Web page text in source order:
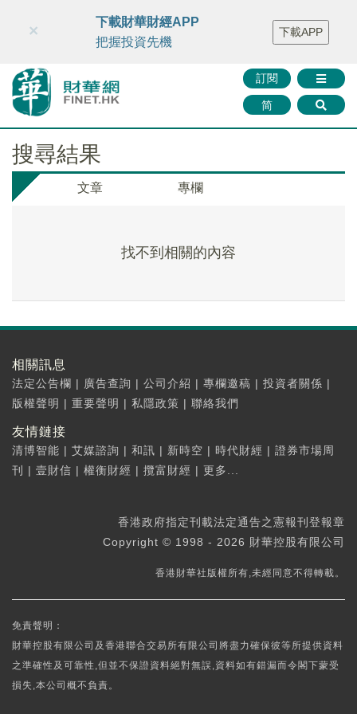
財華智庫網 FINTV FINMETA 財華證券 媒體矩陣
智庫沙龍
聯絡我們
訂閱
简
×
下載財華財經APP
把握投資先機
下載APP
搜尋結果
文章 專欄
找不到相關的內容
相關訊息
法定公告欄 | 廣告查詢 | 公司介紹 | 專欄邀稿 | 投資者關係 |
版權聲明 | 重要聲明 | 私隱政策 | 聯絡我們
友情鏈接
清博智能 | 艾媒諮詢 | 和訊 | 新時空 | 時代財經 | 證券市場周
刊
| 壹財信 | 權衡財經 | 攬富財經 | 更多...
香港政府指定刊載法定通告之憲報刊登報章
Copyright © 1998 - 2026 財華控股有限公司
香港財華社版權所有,未經同意不得轉載。
免責聲明：
財華控股有限公司及香港聯合交易所有限公司將盡力確保彼等所提供資料
之準確性及可靠性,但並不保證資料絕對無誤,資料如有錯漏而令閣下蒙受
損失,本公司概不負責。